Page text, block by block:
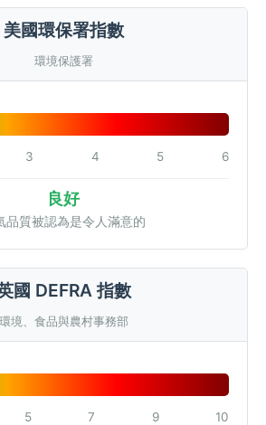
美國環保署指數
環境保護署
3 4 5 6
良好
品質被認為是令人滿意的
國 DEFRA 指數
環境、食品與農村事務部
5 7 9 10